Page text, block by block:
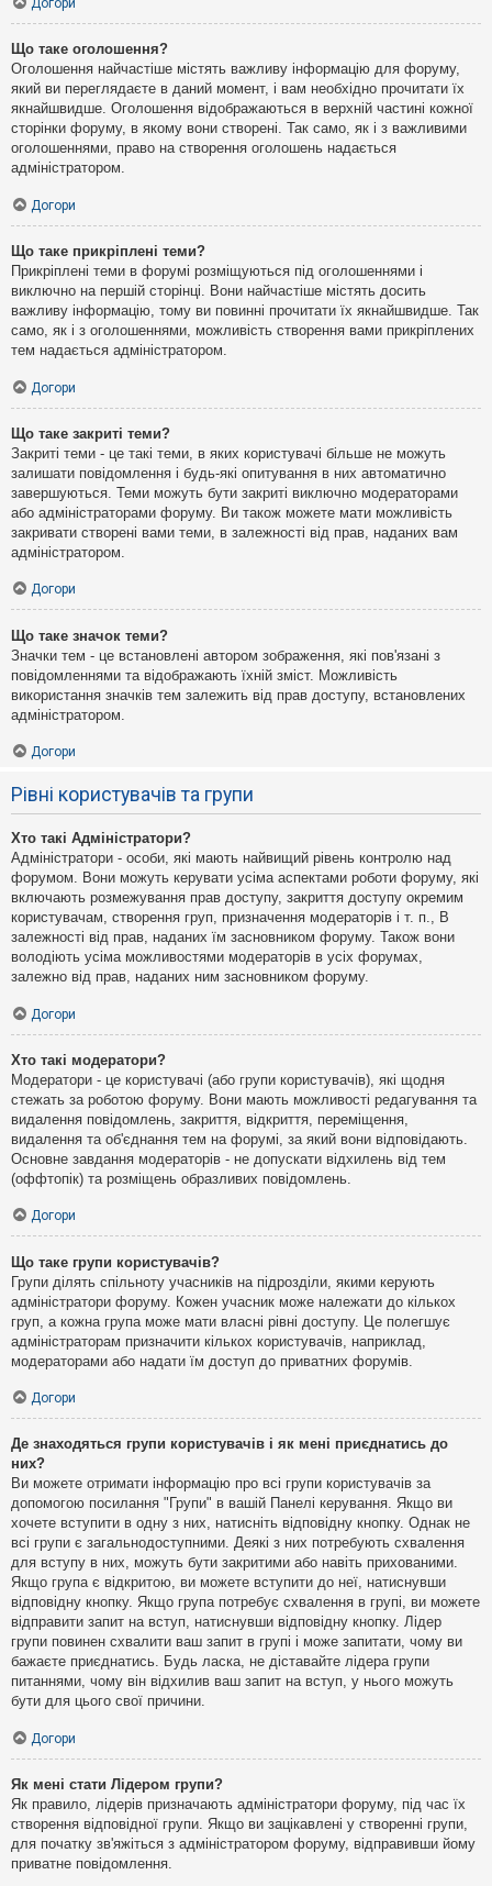
Догори
Що таке оголошення?
Оголошення найчастіше містять важливу інформацію для форуму,
який ви переглядаєте в даний момент, і вам необхідно прочитати їх
якнайшвидше. Оголошення відображаються в верхній частині кожної
сторінки форуму, в якому вони створені. Так само, як і з важливими
оголошеннями, право на створення оголошень надається
адміністратором.
Догори
Що таке прикріплені теми?
Прикріплені теми в форумі розміщуються під оголошеннями і
виключно на першій сторінці. Вони найчастіше містять досить
важливу інформацію, тому ви повинні прочитати їх якнайшвидше. Так
само, як і з оголошеннями, можливість створення вами прикріплених
тем надається адміністратором.
Догори
Що таке закриті теми?
Закриті теми - це такі теми, в яких користувачі більше не можуть
залишати повідомлення і будь-які опитування в них автоматично
завершуються. Теми можуть бути закриті виключно модераторами
або адміністраторами форуму. Ви також можете мати можливість
закривати створені вами теми, в залежності від прав, наданих вам
адміністратором.
Догори
Що таке значок теми?
Значки тем - це встановлені автором зображення, які пов'язані з
повідомленнями та відображають їхній зміст. Можливість
використання значків тем залежить від прав доступу, встановлених
адміністратором.
Догори
Рівні користувачів та групи
Хто такі Адміністратори?
Адміністратори - особи, які мають найвищий рівень контролю над
форумом. Вони можуть керувати усіма аспектами роботи форуму, які
включають розмежування прав доступу, закриття доступу окремим
користувачам, створення груп, призначення модераторів і т. п., В
залежності від прав, наданих їм засновником форуму. Також вони
володіють усіма можливостями модераторів в усіх форумах,
залежно від прав, наданих ним засновником форуму.
Догори
Хто такі модератори?
Модератори - це користувачі (або групи користувачів), які щодня
стежать за роботою форуму. Вони мають можливості редагування та
видалення повідомлень, закриття, відкриття, переміщення,
видалення та об'єднання тем на форумі, за який вони відповідають.
Основне завдання модераторів - не допускати відхилень від тем
(оффтопік) та розміщень образливих повідомлень.
Догори
Що таке групи користувачів?
Групи ділять спільноту учасників на підрозділи, якими керують
адміністратори форуму. Кожен учасник може належати до кількох
груп, а кожна група може мати власні рівні доступу. Це полегшує
адміністраторам призначити кількох користувачів, наприклад,
модераторами або надати їм доступ до приватних форумів.
Догори
Де знаходяться групи користувачів і як мені приєднатись до
них?
Ви можете отримати інформацію про всі групи користувачів за
допомогою посилання "Групи" в вашій Панелі керування. Якщо ви
хочете вступити в одну з них, натисніть відповідну кнопку. Однак не
всі групи є загальнодоступними. Деякі з них потребують схвалення
для вступу в них, можуть бути закритими або навіть прихованими.
Якщо група є відкритою, ви можете вступити до неї, натиснувши
відповідну кнопку. Якщо група потребує схвалення в групі, ви можете
відправити запит на вступ, натиснувши відповідну кнопку. Лідер
групи повинен схвалити ваш запит в групі і може запитати, чому ви
бажаєте приєднатись. Будь ласка, не діставайте лідера групи
питаннями, чому він відхилив ваш запит на вступ, у нього можуть
бути для цього свої причини.
Догори
Як мені стати Лідером групи?
Як правило, лідерів призначають адміністратори форуму, під час їх
створення відповідної групи. Якщо ви зацікавлені у створенні групи,
для початку зв'яжіться з адміністратором форуму, відправивши йому
приватне повідомлення.